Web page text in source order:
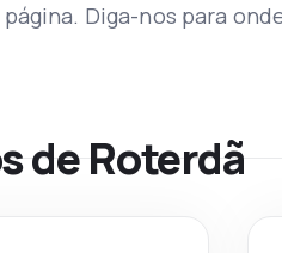
Diga-nos para
de Roterdã